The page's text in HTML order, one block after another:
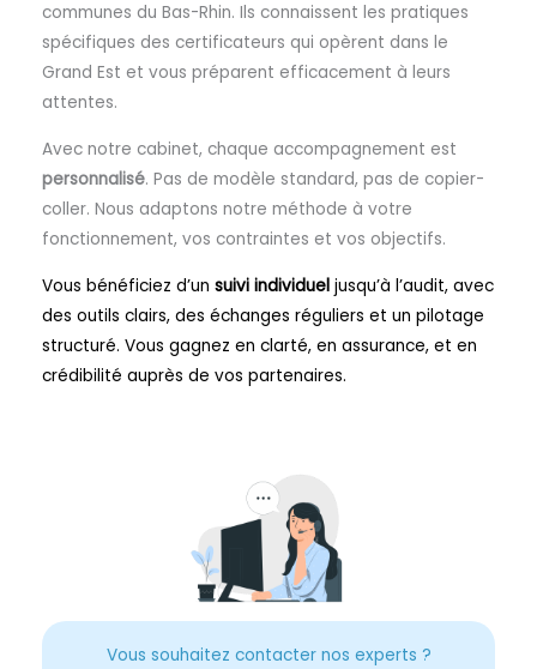
communes du Bas-Rhin. Ils connaissent les pratiques
spécifiques des certificateurs qui opèrent dans le
Grand Est et vous préparent efficacement à leurs
attentes.
Avec notre cabinet, chaque accompagnement est
personnalisé. Pas de modèle standard, pas de copier-
coller. Nous adaptons notre méthode à votre
fonctionnement, vos contraintes et vos objectifs.
Vous bénéficiez d’un suivi individueljusqu’à l’audit, avec
des outils clairs, des échanges réguliers et un pilotage
structuré. Vous gagnez en clarté, en assurance, et en
crédibilité auprès de vos partenaires.
Vous souhaitez contacter nos experts ?